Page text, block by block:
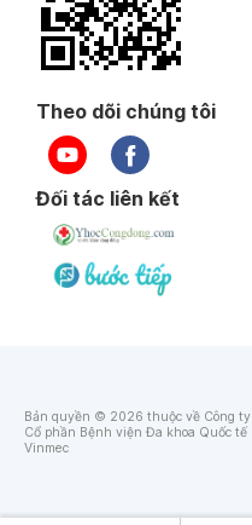
Theo dõi chúng tôi
Đối tác liên kết
Bản quyền © 2026 thuộc về Công ty
Cổ phần Bệnh viện Đa khoa Quốc tế
Vinmec